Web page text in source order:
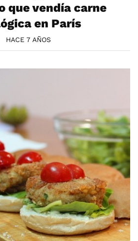
que vendía carne
en París
HACE 7 AÑOS